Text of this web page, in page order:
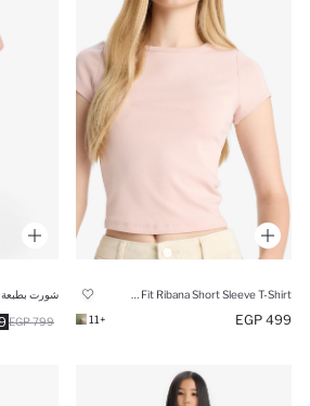
499 EGP
+11
شورت بطبعة
799 EGP